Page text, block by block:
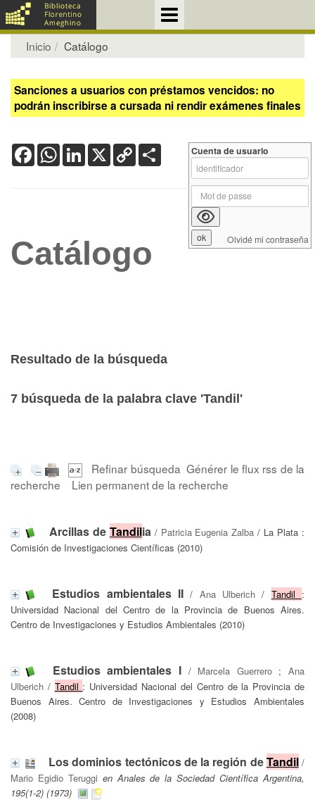
Inicio Catálogo
Sanciones a usuarios con préstamos vencidos: no
podrán inscribirse a cursada ni rendir exámenes finales
FacebookWhatsApp
LinkedIn
X Copy
Link
Catálogo
Resultado de la búsqueda
7 búsqueda de la palabra clave 'Tandil'
Refinar búsqueda Générer le flux rss de la
recherche
Lien permanent de la recherche
Arcillas de Tandilia/ Patricia Eugenia Zalba / La Plata :
Comisión de Investigaciones Científicas (2010)
Estudios ambientales II / Ana Ulberich / Tandil :
Universidad Nacional del Centro de la Provincia de Buenos Aires.
Centro de Investigaciones y Estudios Ambientales (2010)
Estudios ambientales I/ Marcela Guerrero; Ana
Ulberich / Tandil : Universidad Nacional del Centro de la Provincia de
Buenos Aires. Centro de Investigaciones y Estudios Ambientales
(2008)
Los dominios tectónicos de la región deTandil/
Mario Egidio Teruggi en Anales de la Sociedad Científica Argentina,
195(1-2) (1973)
Cuenta de usuario
Olvidé mi contraseña